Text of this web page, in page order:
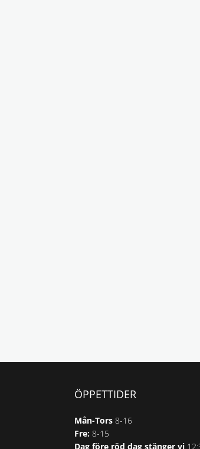
ÖPPETTIDER
Mån-Tors 8-16
Fre: 8-15
Dag före röd dag stänger vi